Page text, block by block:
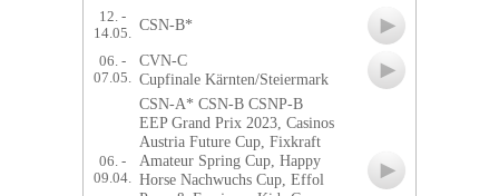
12. -
14.05. CSN-B*
06. -
07.05.
CVN-C
Cupfinale Kärnten/Steiermark
06. -
09.04.
CSN-A* CSN-B CSNP-B
EEP Grand Prix 2023, Casinos
Austria Future Cup, Fixkraft
Amateur Spring Cup, Happy
Horse Nachwuchs Cup, Effol